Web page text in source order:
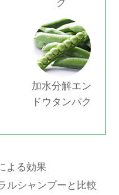
ク
加水分解エン
ドウタンパク
よる効果
ルシャンプーと比較